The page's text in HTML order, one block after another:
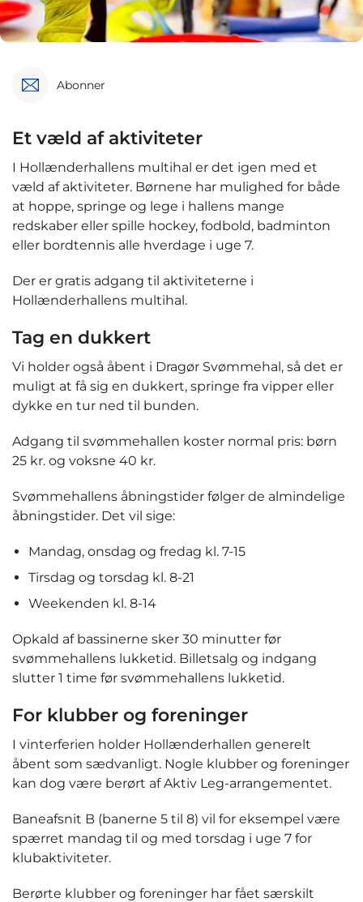
Abonner
Et væld af aktiviteter
I Hollænderhallens multihal er det igen med et
væld af aktiviteter. Børnene har mulighed for både
at hoppe, springe og lege i hallens mange
redskaber eller spille hockey, fodbold, badminton
eller bordtennis alle hverdage i uge 7.
Der er gratis adgang til aktiviteterne i
Hollænderhallens multihal.
Tag en dukkert
Vi holder også åbent i Dragør Svømmehal, så det er
muligt at få sig en dukkert, springe fra vipper eller
dykke en tur ned til bunden.
Adgang til svømmehallen koster normal pris: børn
25 kr. og voksne 40 kr.
Svømmehallens åbningstider følger de almindelige
åbningstider. Det vil sige:
Mandag, onsdag og fredag kl. 7-15
Tirsdag og torsdag kl. 8-21
Weekenden kl. 8-14
Opkald af bassinerne sker 30 minutter før
svømmehallens lukketid. Billetsalg og indgang
slutter 1 time før svømmehallens lukketid.
For klubber og foreninger
I vinterferien holder Hollænderhallen generelt
åbent som sædvanligt. Nogle klubber og foreninger
kan dog være berørt af Aktiv Leg-arrangementet.
Baneafsnit B (banerne 5 til 8) vil for eksempel være
spærret mandag til og med torsdag i uge 7 for
klubaktiviteter.
Berørte klubber og foreninger har fået særskilt